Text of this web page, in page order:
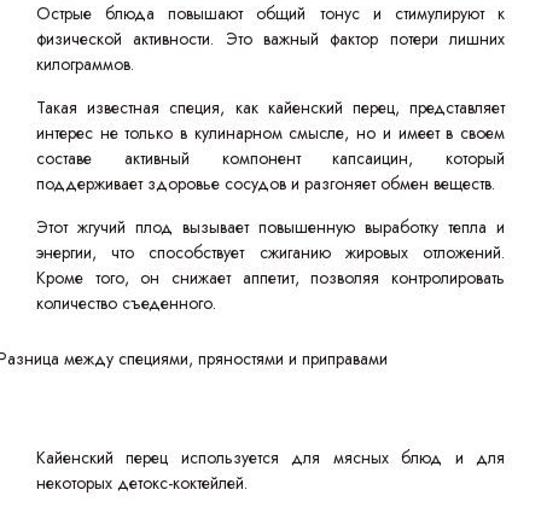
Острые блюда повышают общий тонус и стимулируют к
физической активности. Это важный фактор потери лишних
килограммов.
Такая известная специя, как кайенский перец, представляет
интерес не только в кулинарном смысле, но и имеет в своем
составе активный компонент капсаицин, который
поддерживает здоровье сосудов и разгоняет обмен веществ.
Этот жгучий плод вызывает повышенную выработку тепла и
энергии, что способствует сжиганию жировых отложений.
Кроме того, он снижает аппетит, позволяя контролировать
количество съеденного.
Кайенский перец используется для мясных блюд и для
некоторых детокс-коктейлей.